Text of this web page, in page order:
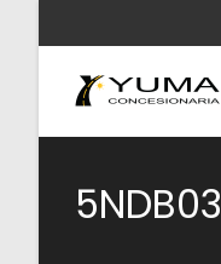
contenido